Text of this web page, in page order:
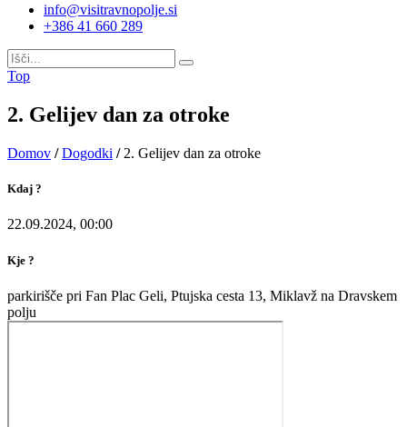
info@visitravnopolje.si
+386 41 660 289
Top
2. Gelijev dan za otroke
Domov / Dogodki / 2. Gelijev dan za otroke
Kdaj ?
22.09.2024, 00:00
Kje ?
parkirišče pri Fan Plac Geli, Ptujska cesta 13, Miklavž na Dravskem
polju